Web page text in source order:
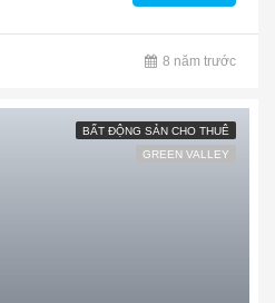
8 năm trước
BẤT ĐỘNG SẢN CHO THUÊ
GREEN VALLEY